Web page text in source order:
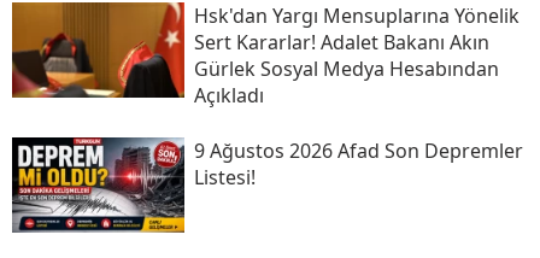
Hsk'dan Yargı Mensuplarına Yönelik
Sert Kararlar! Adalet Bakanı Akın
Gürlek Sosyal Medya Hesabından
Açıkladı
9 Ağustos 2026 Afad Son Depremler
Listesi!